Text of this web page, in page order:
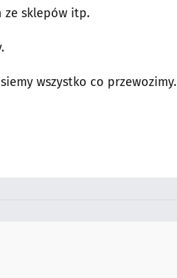
ze sklepów itp.
wszystko co przewozimy.